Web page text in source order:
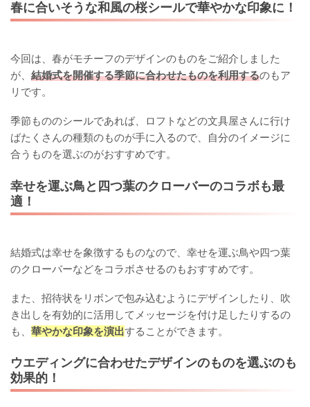
春に合いそうな和風の桜シールで華やかな印象に！
今回は、春がモチーフのデザインのものをご紹介しました
が、 結婚式を開催する季節に合わせたものを利用するのもア
リです。
季節もののシールであれば、ロフトなどの文具屋さんに行け
ばたくさんの種類のものが手に入るので、自分のイメージに
合うものを選ぶのがおすすめです。
幸せを運ぶ鳥と四つ葉のクローバーのコラボも最
適！
結婚式は幸せを象徴するものなので、幸せを運ぶ鳥や四つ葉
のクローバーなどをコラボさせるのもおすすめです。
また、招待状をリボンで包み込むようにデザインしたり、吹
き出しを有効的に活用してメッセージを付け足したりするの
も、 華やかな印象を演出することができます。
ウエディングに合わせたデザインのものを選ぶのも
効果的！